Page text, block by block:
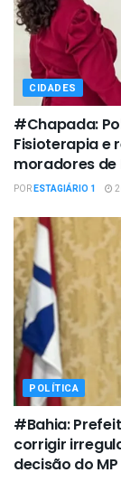
CIDADES
#Chapada:
Fisioterapia e
moradores de
PORESTAGIÁRIO 1
POLÍTICA
#Bahia:
corrigir
decisão do MP